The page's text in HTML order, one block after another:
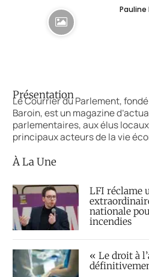
Pauline
Présentation
Le Courrier du Parlement,
Baroin, est un magazine
parlementaires, aux élus
principaux acteurs de la vie
À La Une
LFI réclame
nationale
incendies
« Le droit à